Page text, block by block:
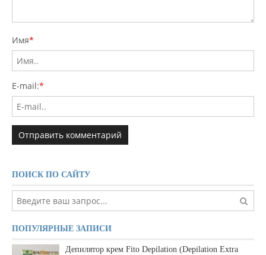
Имя*
E-mail:*
ПОИСК ПО САЙТУ
ПОПУЛЯРНЫЕ ЗАПИСИ
Депилятор крем Fito Depilation (Depilation Extra